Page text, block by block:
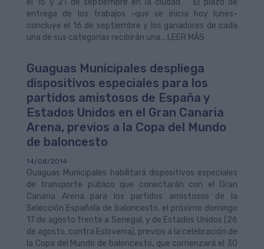
el 15 y 21 de septiembre en la ciudad. El plazo de
entrega de los trabajos -que se inicia hoy lunes-
concluye el 16 de septiembre y los ganadores de cada
una de sus categorías recibirán una... LEER MÁS
Guaguas Municipales despliega
dispositivos especiales para los
partidos amistosos de España y
Estados Unidos en el Gran Canaria
Arena, previos a la Copa del Mundo
de baloncesto
14/08/2014
Guaguas Municipales habilitará dispositivos especiales
de transporte público que conectarán con el Gran
Canaria Arena para los partidos amistosos de la
Selección Española de baloncesto, el próximo domingo
17 de agosto frente a Senegal, y de Estados Unidos (26
de agosto, contra Eslovenia), previos a la celebración de
la Copa del Mundo de baloncesto, que comenzará el 30